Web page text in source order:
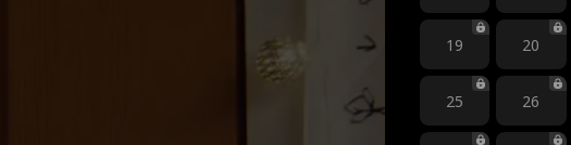
19 20
25 26